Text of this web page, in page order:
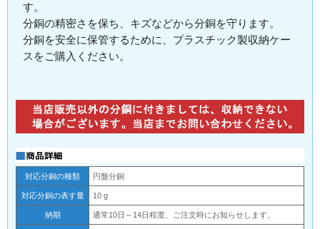
す。
分銅の精密さを保ち、キズなどから分銅を守ります。
分銅を安全に保管するために、プラスチック製収納ケー
スをご購入ください。
対応分銅の種類 円盤分銅
対応分銅の表す量 10 g
納期 通常10日～14日程度、ご注文時にお知らせします。